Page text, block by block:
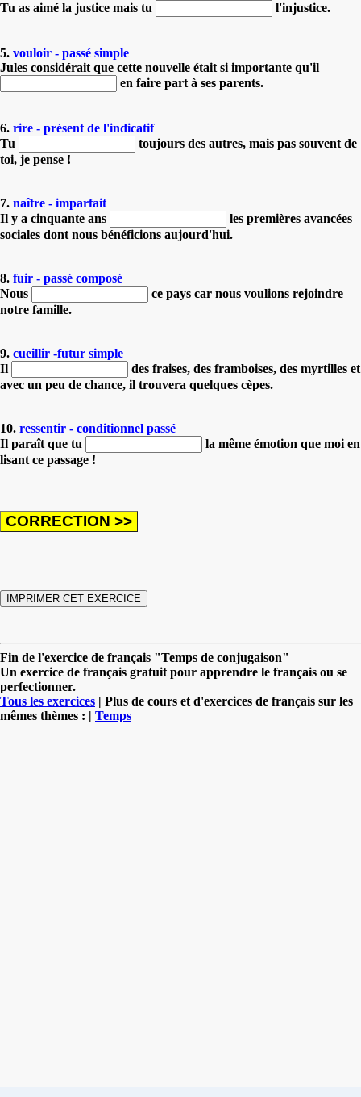
Tu as aimé la justice mais tu
l'injustice.
5. vouloir - passé simple
Jules considérait que cette nouvelle était si importante qu'il
en faire part à ses parents.
6. rire - présent de l'indicatif
Tu
toujours des autres, mais pas souvent de
toi, je pense !
7. naître - imparfait
Il y a cinquante ans
les premières avancées
sociales dont nous bénéficions aujourd'hui.
8. fuir - passé composé
Nous
ce pays car nous voulions rejoindre
notre famille.
9. cueillir -futur simple
Il
des fraises, des framboises, des myrtilles et
avec un peu de chance, il trouvera quelques cèpes.
10. ressentir - conditionnel passé
Il paraît que tu
la même émotion que moi en
lisant ce passage !
Fin de l'exercice de français "Temps de conjugaison"
Un exercice de français gratuit pour apprendre le français ou se
perfectionner.
Tous les exercices | Plus de cours et d'exercices de français sur les
mêmes thèmes : | Temps